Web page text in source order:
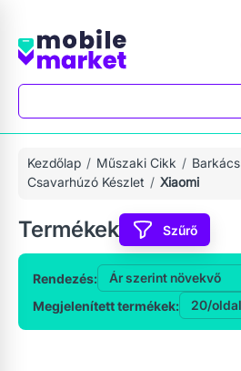
Kezdőlap Műszaki Cikk
Barkács
Csavarhúzó Készlet
Xiaomi
Termékek Szűrő
Rendezés:
Megjelenített termékek: